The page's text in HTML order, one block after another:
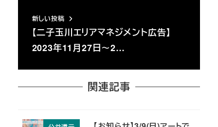
新しい投稿
【二子玉川エリアマネジメント広告】
2023年11月27日～2…
関連記事